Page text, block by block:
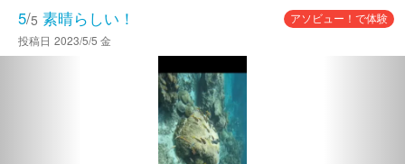
5/5 素晴らしい！
アソビュー！で体験
投稿日 2023/5/5 金